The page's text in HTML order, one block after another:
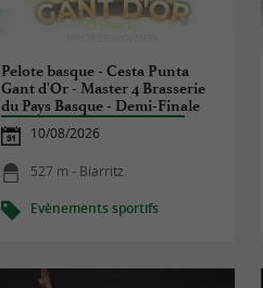
Pelote basque - Cesta Punta
Gant d'Or - Master 4 Brasserie
du Pays Basque - Demi-Finale
10/08/2026
527 m - Biarritz
Evènements sportifs